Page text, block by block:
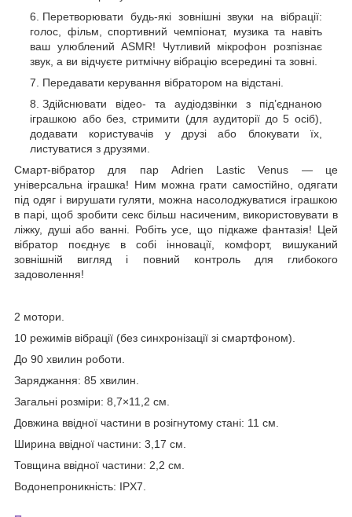
Перетворювати будь-які зовнішні звуки на вібрації:
голос, фільм, спортивний чемпіонат, музика та навіть
ваш улюблений ASMR! Чутливий мікрофон розпізнає
звук, а ви відчуєте ритмічну вібрацію всередині та зовні.
Передавати керування вібратором на відстані.
Здійснювати відео- та аудіодзвінки з під’єднаною
іграшкою або без, стримити (для аудиторії до 5 осіб),
додавати користувачів у друзі або блокувати їх,
листуватися з друзями.
Смарт-вібратор для пар Adrien Lastic Venus — це
універсальна іграшка! Ним можна грати самостійно, одягати
під одяг і вирушати гуляти, можна насолоджуватися іграшкою
в парі, щоб зробити секс більш насиченим, використовувати в
ліжку, душі або ванні. Робіть усе, що підкаже фантазія! Цей
вібратор поєднує в собі інновації, комфорт, вишуканий
зовнішній вигляд і повний контроль для глибокого
задоволення!
2 мотори.
10 режимів вібрації (без синхронізації зі смартфоном).
До 90 хвилин роботи.
Заряджання: 85 хвилин.
Загальні розміри: 8,7×11,2 см.
Довжина ввідної частини в розігнутому стані: 11 см.
Ширина ввідної частини: 3,17 см.
Товщина ввідної частини: 2,2 см.
Водонепроникність: IPX7.